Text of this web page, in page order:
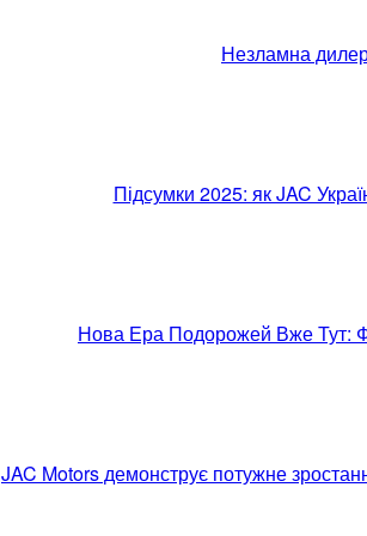
Незламна
Підсумки 2025: як JAC
Нова Ера Подорожей Вже Тут:
JAC Motors демонструє потужне